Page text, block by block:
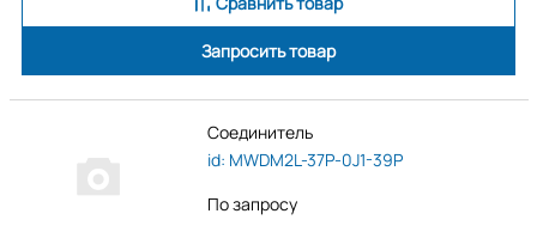
Запросить товар
Соединитель
id: MWDM2L-37P-0J1-39P
По запросу